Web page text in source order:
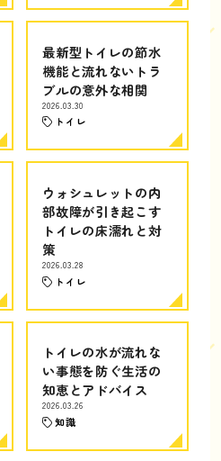
最新型トイレの節水
機能と流れないトラ
ブルの意外な相関
2026.03.30
トイレ
ウォシュレットの内
部故障が引き起こす
トイレの床濡れと対
策
2026.03.28
トイレ
トイレの水が流れな
い事態を防ぐ生活の
知恵とアドバイス
2026.03.26
知識